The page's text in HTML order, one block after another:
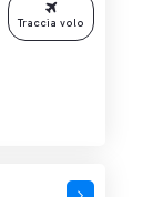
Traccia volo